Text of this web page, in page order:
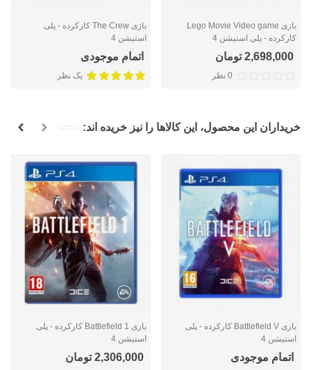
بازی Lego Movie Video game
کارکرده - پلی استیشن 4
2,698,000 تومان
0 نظر
بازی The Crew کارکرده - پلی
استیشن 4
اتمام موجودی
یک نظر
خریداران این محصول، این کالاها را نیز خریده اند:
بازی Battlefield V کارکرده - پلی
استیشن 4
اتمام موجودی
بازی Battlefield 1 کارکرده - پلی
استیشن 4
2,306,000 تومان